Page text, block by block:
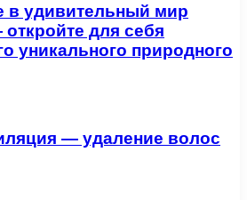
в удивительный мир
для себя
уникального природного
— удаление волос